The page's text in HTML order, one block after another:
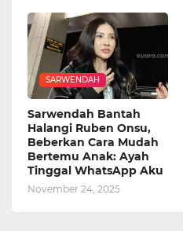
SARWENDAH
Sarwendah Bantah
Halangi Ruben Onsu,
Beberkan Cara Mudah
Bertemu Anak: Ayah
Tinggal WhatsApp Aku
November 24, 2025